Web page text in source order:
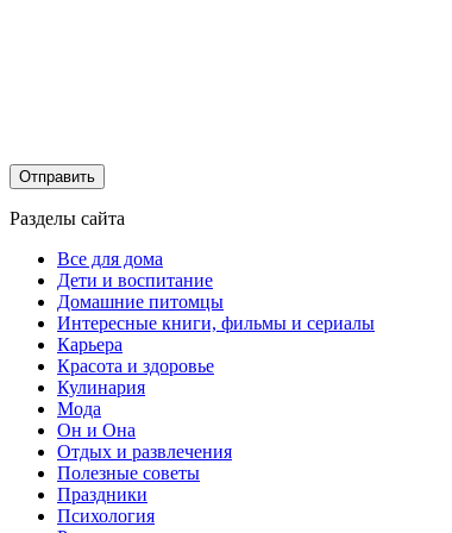
Разделы сайта
Все для дома
Дети и воспитание
Домашние питомцы
Интересные книги, фильмы и сериалы
Карьера
Красота и здоровье
Кулинария
Мода
Он и Она
Отдых и развлечения
Полезные советы
Праздники
Психология